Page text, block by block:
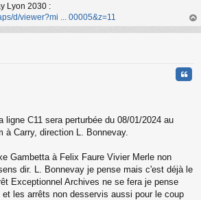
Lyon 2030 :
d/viewer?mi ... 00005&z=11
au
C11 sera perturbée du 08/01/2024 au
à Carry, direction L. Bonnevay.
Gambetta à Felix Faure Vivier Merle non
dir. L. Bonnevay je pense mais c'est déjà le
Exceptionnel Archives ne se fera je pense
les arrêts non desservis aussi pour le coup